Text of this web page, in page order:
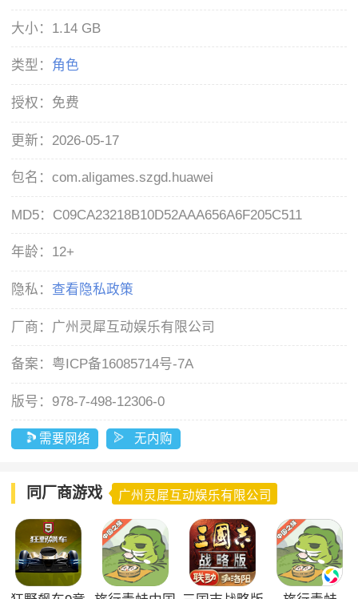
大小： 1.14 GB
类型： 角色
授权： 免费
更新： 2026-05-17
包名：com.aligames.szgd.huawei
MD5： C09CA23218B10D52AAA656A6F205C511
年龄： 12+
隐私： 查看隐私政策
厂商： 广州灵犀互动娱乐有限公司
备案： 粤ICP备16085714号-7A
版号： 978-7-498-12306-0
需要网络 无内购
同厂商游戏 广州灵犀互动娱乐有限公司